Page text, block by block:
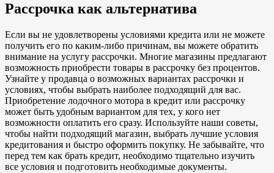
Рассрочка как альтернатива
Если вы не удовлетворены условиями кредита или не можете
получить его по каким-либо причинам, вы можете обратить
внимание на услугу рассрочки. Многие магазины предлагают
возможность приобрести товары в рассрочку без процентов.
Узнайте у продавца о возможных вариантах рассрочки и
условиях, чтобы выбрать наиболее подходящий для вас.
Приобретение лодочного мотора в кредит или рассрочку
может быть удобным вариантом для тех, у кого нет
возможности оплатить его сразу. Используйте наши советы,
чтобы найти подходящий магазин, выбрать лучшие условия
кредитования и быстро оформить покупку. Не забывайте, что
перед тем как брать кредит, необходимо тщательно изучить
все условия и подготовить необходимые документы.